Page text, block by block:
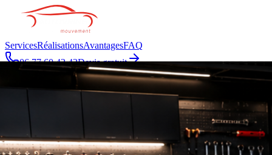
ServicesRéalisationsAvantagesFAQ
06 77 60 42 42Devis gratuit